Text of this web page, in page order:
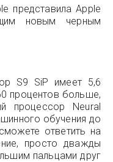
представила Apple
новым черным
S9 SiP имеет 5,6
процентов больше,
процессор Neural
обучения до
ответить на
просто дважды
пальцами друг